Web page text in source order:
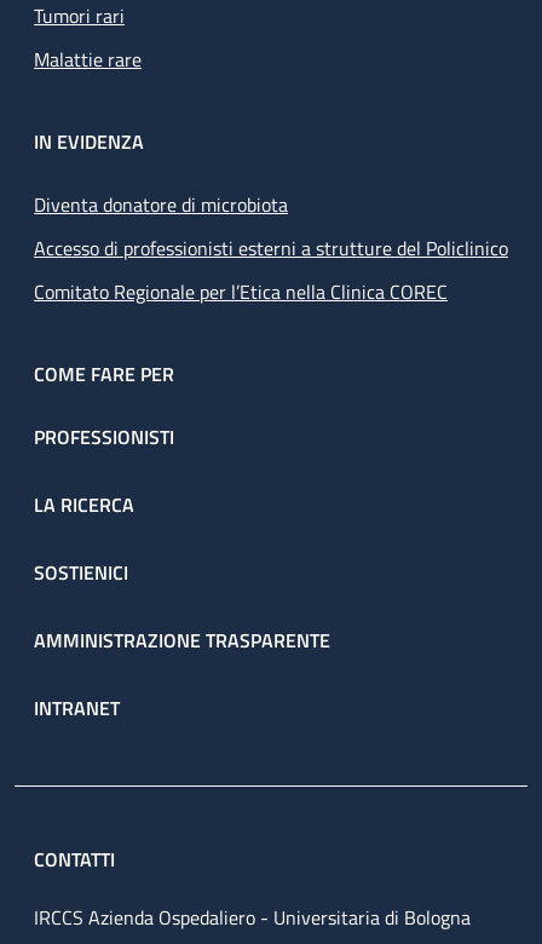
Tumori rari
Malattie rare
IN EVIDENZA
Diventa donatore di microbiota
Accesso di professionisti esterni a strutture del Policlinico
Comitato Regionale per l’Etica nella Clinica COREC
COME FARE PER
PROFESSIONISTI
LA RICERCA
SOSTIENICI
AMMINISTRAZIONE TRASPARENTE
INTRANET
CONTATTI
IRCCS Azienda Ospedaliero - Universitaria di Bologna